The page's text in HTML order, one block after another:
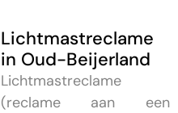
Lichtmastreclame
in Oud-Beijerland
Lichtmastreclame
(reclame aan een